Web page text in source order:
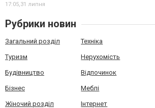
17:05,31 липня
Рубрики новин
Загальний розділ Техніка
Туризм Нерухомість
Будівництво Відпочинок
Бізнес Меблі
Жіночий розділ Інтернет